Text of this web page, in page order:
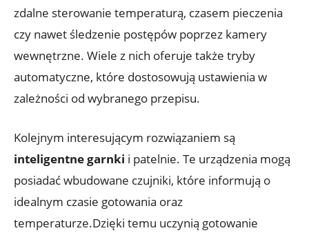
zdalne sterowanie temperaturą, czasem pieczenia
czy nawet śledzenie postępów poprzez kamery
wewnętrzne. Wiele z nich oferuje także tryby
automatyczne, które dostosowują ustawienia w
zależności od wybranego przepisu.
Kolejnym interesującym rozwiązaniem są
inteligentne garnki i patelnie. Te urządzenia mogą
posiadać wbudowane czujniki, które informują o
idealnym czasie gotowania oraz
temperaturze.Dzięki temu uczynią gotowanie